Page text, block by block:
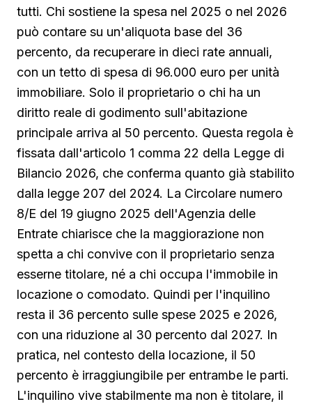
tutti. Chi sostiene la spesa nel 2025 o nel 2026
può contare su un'aliquota base del 36
percento, da recuperare in dieci rate annuali,
con un tetto di spesa di 96.000 euro per unità
immobiliare. Solo il proprietario o chi ha un
diritto reale di godimento sull'abitazione
principale arriva al 50 percento. Questa regola è
fissata dall'articolo 1 comma 22 della Legge di
Bilancio 2026, che conferma quanto già stabilito
dalla legge 207 del 2024. La Circolare numero
8/E del 19 giugno 2025 dell'Agenzia delle
Entrate chiarisce che la maggiorazione non
spetta a chi convive con il proprietario senza
esserne titolare, né a chi occupa l'immobile in
locazione o comodato. Quindi per l'inquilino
resta il 36 percento sulle spese 2025 e 2026,
con una riduzione al 30 percento dal 2027. In
pratica, nel contesto della locazione, il 50
percento è irraggiungibile per entrambe le parti.
L'inquilino vive stabilmente ma non è titolare, il